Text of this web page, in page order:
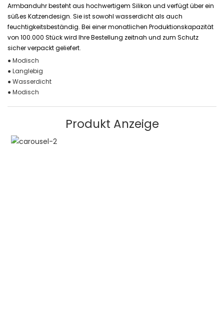
Armbanduhr besteht aus hochwertigem Silikon und verfügt über ein
süßes Katzendesign. Sie ist sowohl wasserdicht als auch
feuchtigkeitsbeständig. Bei einer monatlichen Produktionskapazität
von 100.000 Stück wird Ihre Bestellung zeitnah und zum Schutz
sicher verpackt geliefert.
● Modisch
● Langlebig
● Wasserdicht
● Modisch
Produkt Anzeige